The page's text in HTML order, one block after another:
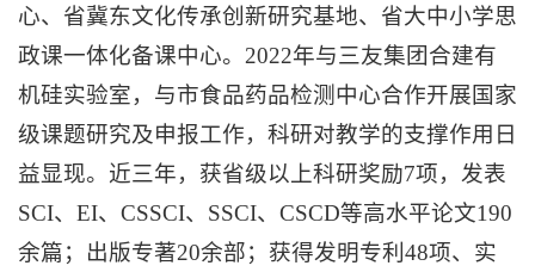
心、省冀东文化传承创新研究基地、省大中小学思
政课一体化备课中心。2022年与三友集团合建有
机硅实验室，与市食品药品检测中心合作开展国家
级课题研究及申报工作，科研对教学的支撑作用日
益显现。近三年，获省级以上科研奖励7项，发表
SCI、EI、CSSCI、SSCI、CSCD等高水平论文190
余篇；出版专著20余部；获得发明专利48项、实